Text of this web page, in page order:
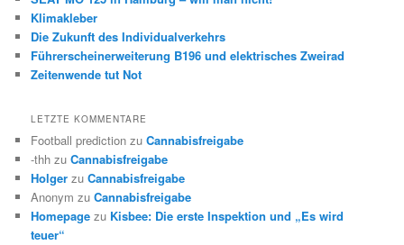
Klimakleber
Die Zukunft des Individualverkehrs
Führerscheinerweiterung B196 und elektrisches Zweirad
Zeitenwende tut Not
LETZTE KOMMENTARE
Football prediction zuCannabisfreigabe
-thh zuCannabisfreigabe
Holger zuCannabisfreigabe
Anonym zuCannabisfreigabe
Homepage zu Kisbee: Die erste Inspektion und „Es wird
teuer“